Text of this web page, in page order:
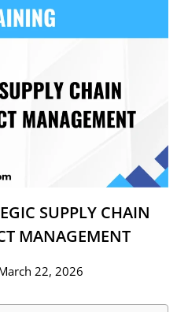
SUPPLY CHAIN
MANAGEMENT
22, 2026